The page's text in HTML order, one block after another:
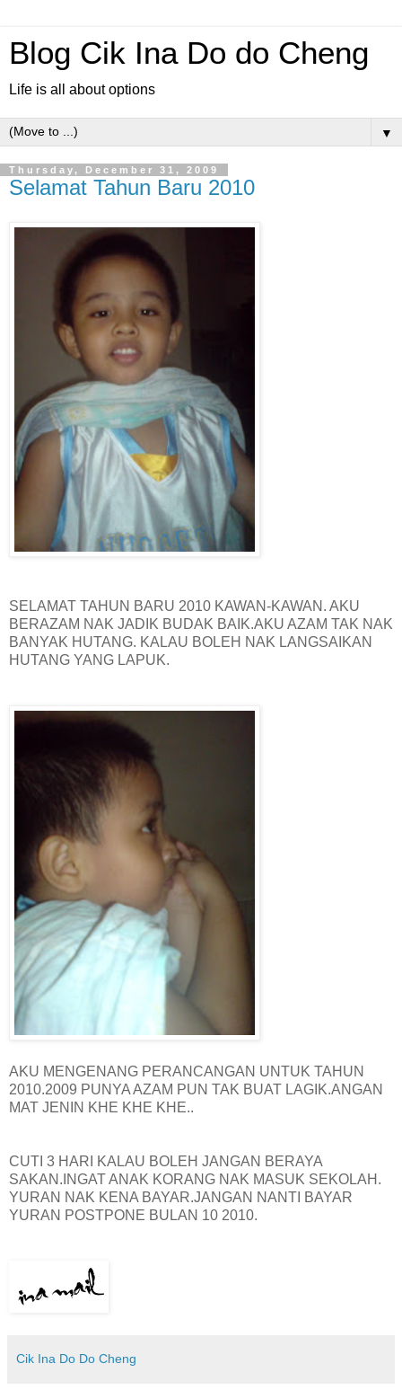
Blog Cik Ina Do do Cheng
Life is all about options
▼
Thursday, December 31, 2009
Selamat Tahun Baru 2010
SELAMAT TAHUN BARU 2010 KAWAN-KAWAN. AKU
BERAZAM NAK JADIK BUDAK BAIK.AKU AZAM TAK NAK
BANYAK HUTANG. KALAU BOLEH NAK LANGSAIKAN
HUTANG YANG LAPUK.
AKU MENGENANG PERANCANGAN UNTUK TAHUN
2010.2009 PUNYA AZAM PUN TAK BUAT LAGIK.ANGAN
MAT JENIN KHE KHE KHE..
CUTI 3 HARI KALAU BOLEH JANGAN BERAYA
SAKAN.INGAT ANAK KORANG NAK MASUK SEKOLAH.
YURAN NAK KENA BAYAR.JANGAN NANTI BAYAR
YURAN POSTPONE BULAN 10 2010.
Cik Ina Do Do Cheng